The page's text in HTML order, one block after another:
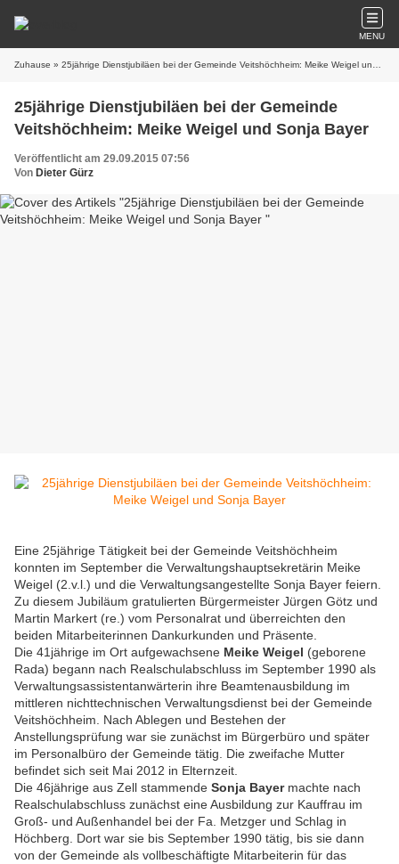
MENU
Zuhause » 25jährige Dienstjubiläen bei der Gemeinde Veitshöchheim: Meike Weigel und Sonja Bayer
25jährige Dienstjubiläen bei der Gemeinde
Veitshöchheim: Meike Weigel und Sonja Bayer
Veröffentlicht am 29.09.2015 07:56
Von Dieter Gürz
Eine 25jährige Tätigkeit bei der Gemeinde Veitshöchheim
konnten im September die Verwaltungshauptsekretärin Meike
Weigel (2.v.l.) und die Verwaltungsangestellte Sonja Bayer feiern.
Zu diesem Jubiläum gratulierten Bürgermeister Jürgen Götz und
Martin Markert (re.) vom Personalrat und überreichten den
beiden Mitarbeiterinnen Dankurkunden und Präsente.
Die 41jährige im Ort aufgewachsene Meike Weigel (geborene
Rada) begann nach Realschulabschluss im September 1990 als
Verwaltungsassistentanwärterin ihre Beamtenausbildung im
mittleren nichttechnischen Verwaltungsdienst bei der Gemeinde
Veitshöchheim. Nach Ablegen und Bestehen der
Anstellungsprüfung war sie zunächst im Bürgerbüro und später
im Personalbüro der Gemeinde tätig. Die zweifache Mutter
befindet sich seit Mai 2012 in Elternzeit.
Die 46jährige aus Zell stammende Sonja Bayermachte nach
Realschulabschluss zunächst eine Ausbildung zur Kauffrau im
Groß- und Außenhandel bei der Fa. Metzger und Schlag in
Höchberg. Dort war sie bis September 1990 tätig, bis sie dann
von der Gemeinde als vollbeschäftigte Mitarbeiterin für das